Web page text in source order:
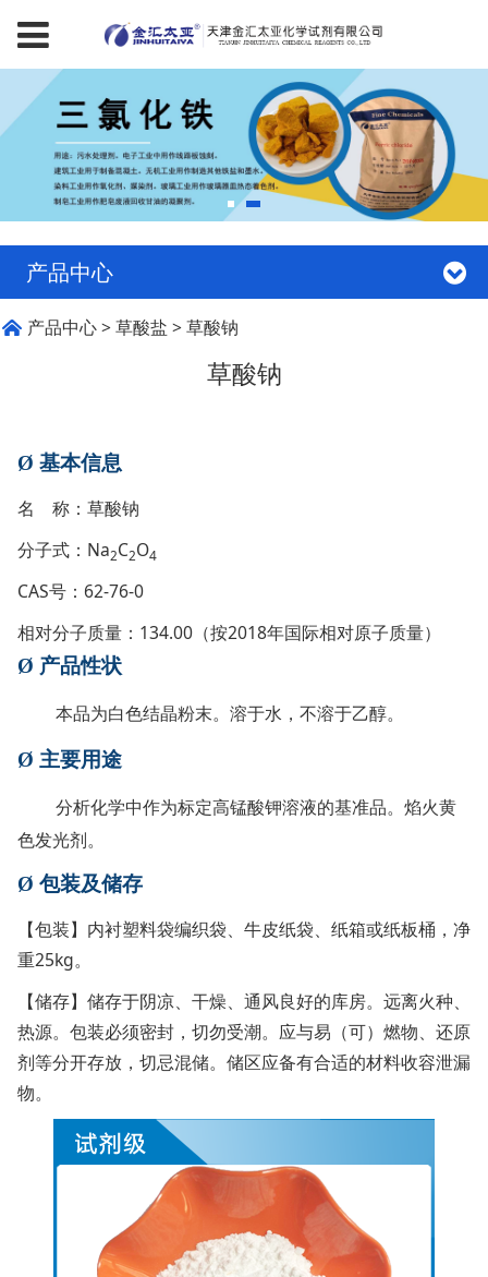
产品中心
草酸钠
产品中心>草酸盐 >草酸钠
草酸钠
Ø 基本信息
名 称：草酸钠
分子式：Na2C2O4
CAS号：62-76-0
相对分子质量：134.00（按2018年国际相对原子质量）
Ø 产品性状
本品为白色结晶粉末。溶于水，不溶于乙醇。
Ø 主要用途
分析化学中作为标定高锰酸钾溶液的基准品。焰火黄
色发光剂。
Ø 包装及储存
【包装】内衬塑料袋编织袋、牛皮纸袋、纸箱或纸板桶，净
重25kg。
【储存】储存于阴凉、干燥、通风良好的库房。远离火种、
热源。包装必须密封，切勿受潮。应与易（可）燃物、还原
剂等分开存放，切忌混储。储区应备有合适的材料收容泄漏
物。